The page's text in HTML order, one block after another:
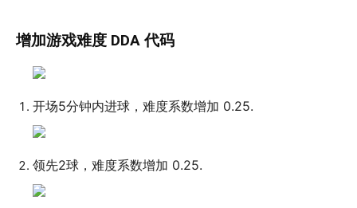
增加游戏难度 DDA 代码
开场5分钟内进球，难度系数增加 0.25.
领先2球，难度系数增加 0.25.